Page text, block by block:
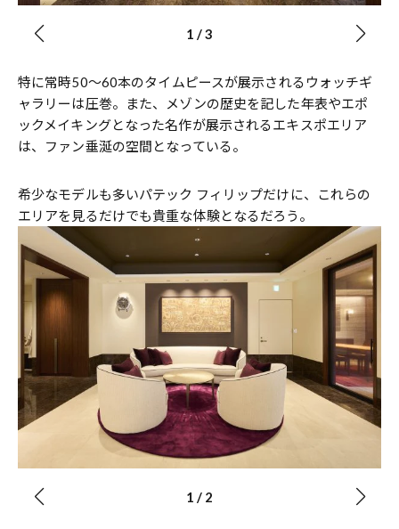
1 /3
特に常時50〜60本のタイムピースが展示されるウォッチギ
ャラリーは圧巻。また、メゾンの歴史を記した年表やエポ
ックメイキングとなった名作が展示されるエキスポエリア
は、ファン垂涎の空間となっている。
希少なモデルも多いパテック フィリップだけに、これらの
エリアを見るだけでも貴重な体験となるだろう。
1 / 2